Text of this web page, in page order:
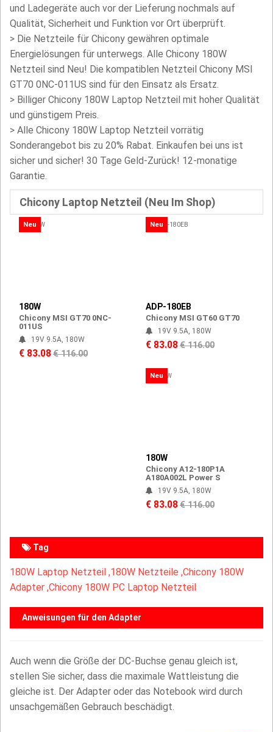
und Ladegeräte auch vor der Lieferung nochmals auf
Qualität, Sicherheit und Funktion vor Ort überprüft.
> Die Netzteile für Chicony gewähren optimale
Energielösungen für unterwegs. Alle Chicony 180W
Netzteil sind Neu! Die kompatiblen Netzteil Chicony MSI
GT70 0NC-011US sind für den Einsatz als Ersatz.
> Billiger Chicony 180W Laptop Netzteil mit hoher Qualität
und günstigem Preis.
> Alle Chicony 180W Laptop Netzteil vorrätig
Sonderangebot bis zu 20% Rabat. Einkaufen bei uns ist
sicher und sicher! 30 Tage Geld-Zurück! 12-monatige
Garantie.
Chicony Laptop Netzteil (Neu Im Shop)
Neu
180W
Chicony MSI GT70 0NC-
011US
19V 9.5A, 180W
€ 83.08€ 116.00
Neu
ADP-180EB
Chicony MSI GT60 GT70
19V 9.5A, 180W
€ 83.08€ 116.00
Neu
180W
Chicony A12-180P1A
A180A002L Power S
19V 9.5A, 180W
€ 83.08€ 116.00
Tag
180W Laptop Netzteil ,180W Netzteile ,Chicony 180W
Adapter ,Chicony 180W PC Laptop Netzteil
Anweisungen für den Adapter
Auch wenn die Größe der DC-Buchse genau gleich ist,
stellen Sie sicher, dass die maximale Wattleistung die
gleiche ist. Der Adapter oder das Notebook wird durch
unsachgemäßen Gebrauch beschädigt.